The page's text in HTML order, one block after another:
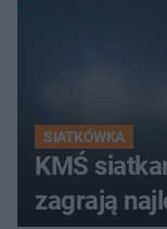
SIATKÓWKA
KMŚ
zagrają